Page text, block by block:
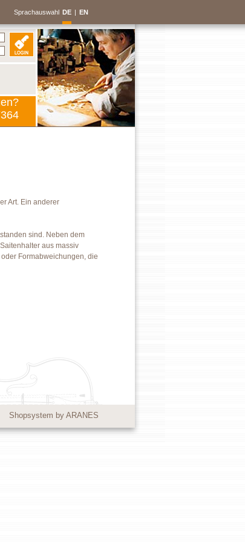
Sprachauswahl DE | EN
Art. Ein anderer
sind. Neben dem
aus massiv
Formabweichungen, die
Shopsystem by ARANES